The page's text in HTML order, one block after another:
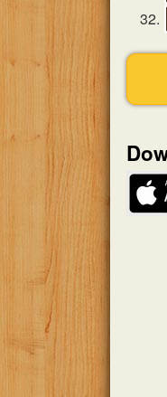
32.